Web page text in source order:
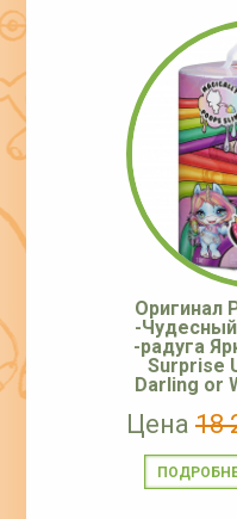
Оригинал
-
-радуга
Surprise
Darling or
Цена 18